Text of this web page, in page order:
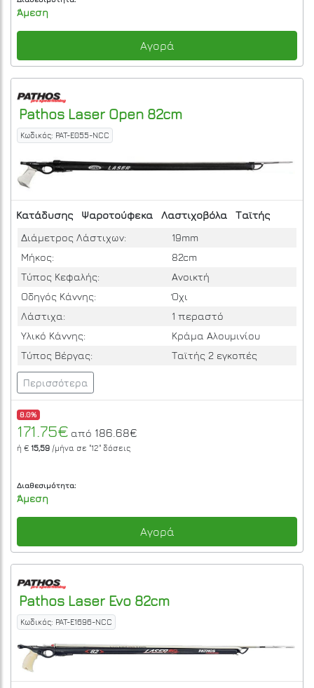
Άμεση
Αγορά
Pathos Laser Open 82cm
Κωδικός: PAT-E055-NCC
Κατάδυσης Ψαροτούφεκα Λαστιχοβόλα
Ταϊτής
Διάμετρος Λάστιχων:
19mm
Μήκος:
82cm
Τύπος Κεφαλής:
Ανοικτή
Οδηγός Κάννης:
Όχι
Λάστιχα:
1 περαστό
Υλικό Κάννης:
Κράμα Αλουμινίου
Τύπος Βέργας:
Ταϊτής 2 εγκοπές
Περισσότερα
8.0%
171.75€ από 186.68€
ή € 15,59 /μήνα σε "12" δόσεις
Διαθεσιμότητα:
Άμεση
Αγορά
Pathos Laser Evo 82cm
Κωδικός: PAT-E1696-NCC